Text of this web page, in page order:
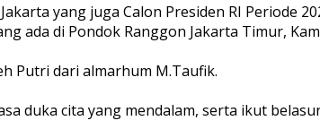
yang juga Calon Presiden RI Periode
ada di Pondok Ranggon Jakarta Timur,
Putri dari almarhum M.Taufik.
duka cita yang mendalam, serta ikut